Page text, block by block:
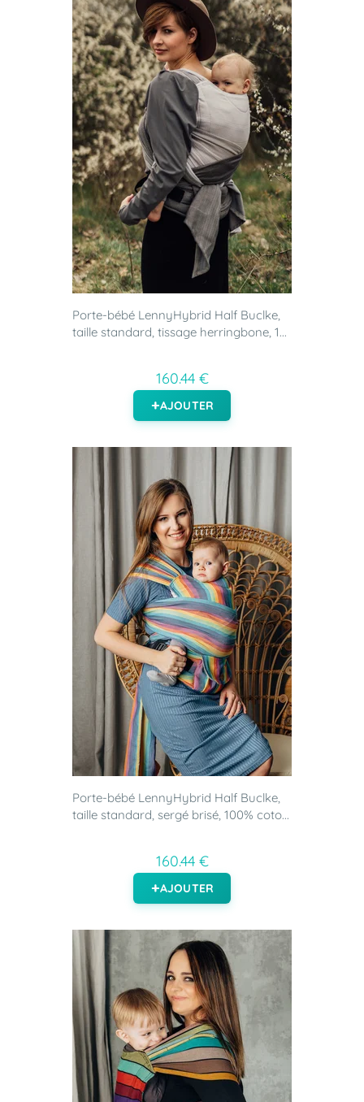
Porte-bébé LennyHybrid Half Buclke,
taille standard, tissage herringbone, 1...
160.44 €
AJOUTER
Porte-bébé LennyHybrid Half Buclke,
taille standard, sergé brisé, 100% coto...
160.44 €
AJOUTER